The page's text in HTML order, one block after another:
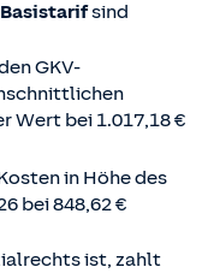
zu bieten, wenn
ist. Der
Leistungen der
aber in
aus. So erhalten
für Kuren,
bei der
während
Er steht allen
Sie in den
Vertrag vor dem
Sie zusätzliche
sind Sie
eineRente
Sie wechseln,
Sozialrechts sind.
sind
GKV-
Wert bei 1.017,18 €
in Höhe des
bei 848,62 €
ist, zahlt